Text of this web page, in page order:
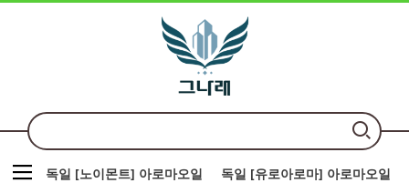
독일 [노이몬트] 아로마오일 독일 [유로아로마] 아로마오일